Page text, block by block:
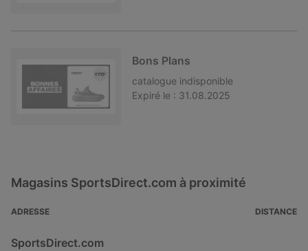
Bons Plans
catalogue indisponible
Expiré le : 31.08.2025
Magasins SportsDirect.com à proximité
ADRESSE DISTANCE
SportsDirect.com